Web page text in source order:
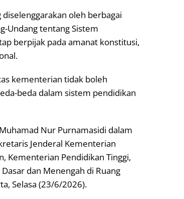
oleh berbagai
Undang tentang Sistem
berpijak pada amanat konstitusi,
kementerian tidak boleh
beda dalam sistem pendidikan
Nur Purnamasidi dalam
Jenderal Kementerian
Kementerian Pendidikan Tinggi,
dan Menengah di Ruang
Selasa (23/6/2026).